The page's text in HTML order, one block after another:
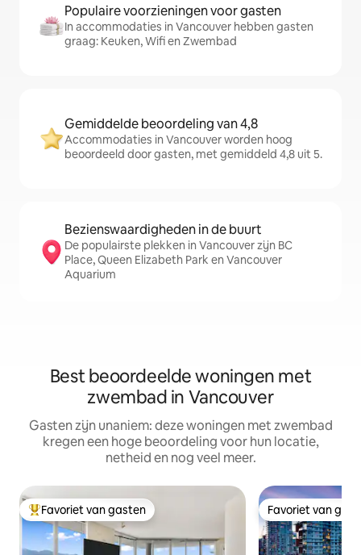
Populaire voorzieningen voor gasten
In accommodaties in Vancouver hebben gasten
graag: Keuken, Wifi en Zwembad
Gemiddelde beoordeling van 4,8
Accommodaties in Vancouver worden hoog
beoordeeld door gasten, met gemiddeld 4,8 uit 5.
Bezienswaardigheden in de buurt
De populairste plekken in Vancouver zijn BC
Place, Queen Elizabeth Park en Vancouver
Aquarium
Best beoordeelde woningen met
zwembad in Vancouver
Gasten zijn unaniem: deze woningen met zwembad
kregen een hoge beoordeling voor hun locatie,
netheid en nog veel meer.
Topfavoriet van gasten
Favoriet van gasten Favoriet van
Favoriet van